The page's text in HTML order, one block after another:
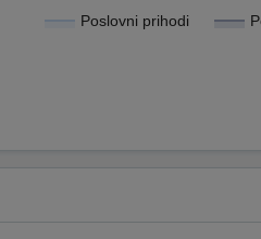
Poslovni prihodi